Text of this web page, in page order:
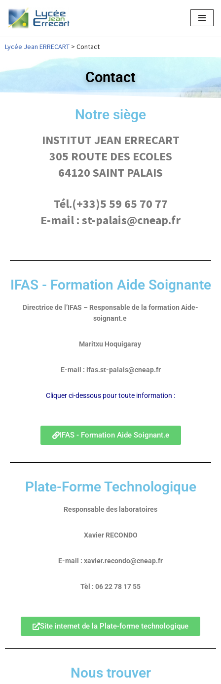
Aller
contenu
Lycée Jean ERRECART > Contact
Contact
Notre siège
INSTITUT JEAN ERRECART
305 ROUTE DES ECOLES
64120 SAINT PALAIS
Tél.(+33)5 59 65 70 77
E-mail : st-palais@cneap.fr
IFAS - Formation Aide Soignante
Directrice de l’IFAS – Responsable de la formation Aide-
soignant.e
Maritxu Hoquigaray
E-mail : ifas.st-palais@cneap.fr
Cliquer ci-dessous pour toute information :
IFAS - Formation Aide Soignant.e
Plate-Forme Technologique
Responsable des laboratoires
Xavier RECONDO
E-mail : xavier.recondo@cneap.fr
Tèl : 06 22 78 17 55
Site internet de la Plate-forme technologique
Nous trouver